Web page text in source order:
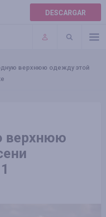
DESCARGAR
верхнюю одежду этой
верхнюю